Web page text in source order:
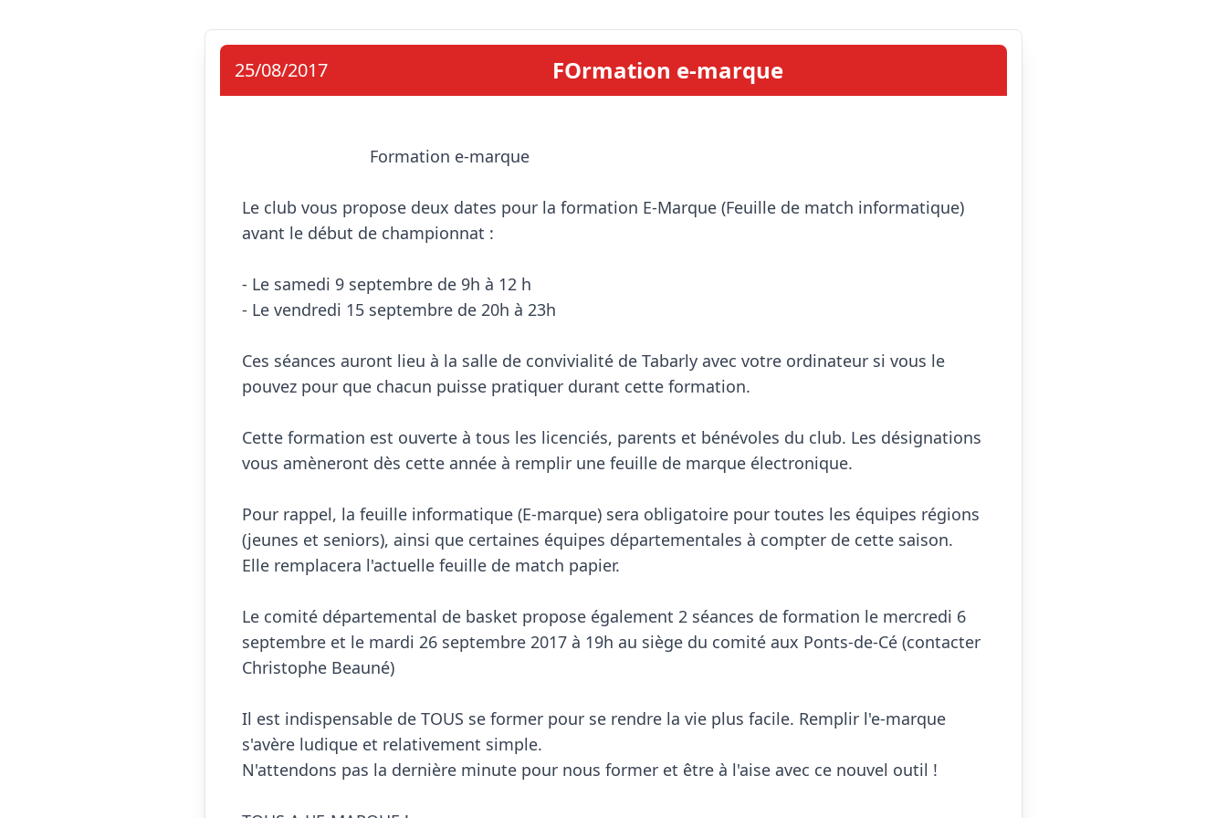
25/08/2017 FOrmation e-marque
Le club vous propose deux dates pour la formation E-Marque (Feuille de match informatique)
avant le début de championnat :
- Le samedi 9 septembre de 9h à 12 h
- Le vendredi 15 septembre de 20h à 23h
Ces séances auront lieu à la salle de convivialité de Tabarly avec votre ordinateur si vous le
pouvez pour que chacun puisse pratiquer durant cette formation.
Cette formation est ouverte à tous les licenciés, parents et bénévoles du club. Les désignations
vous amèneront dès cette année à remplir une feuille de marque électronique.
Pour rappel, la feuille informatique (E-marque) sera obligatoire pour toutes les équipes régions
(jeunes et seniors), ainsi que certaines équipes départementales à compter de cette saison.
Elle remplacera l'actuelle feuille de match papier.
Le comité départemental de basket propose également 2 séances de formation le mercredi 6
septembre et le mardi 26 septembre 2017 à 19h au siège du comité aux Ponts-de-Cé (contacter
Christophe Beauné)
Il est indispensable de TOUS se former pour se rendre la vie plus facile. Remplir l'e-marque
s'avère ludique et relativement simple.
N'attendons pas la dernière minute pour nous former et être à l'aise avec ce nouvel outil !